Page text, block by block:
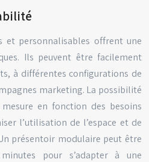
et personnalisables offrent une
Ils peuvent être facilement
à différentes configurations de
marketing. La possibilité
en fonction des besoins
l’utilisation de l’espace et de
présentoir modulaire peut être
pour s’adapter à une